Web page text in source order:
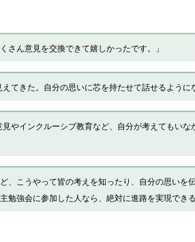
さん意見を交換できて嬉しかったです。」
てきた。自分の思いに芯を持たせて話せるように
やインクルーシブ教育など、自分が考えてもいな
、こうやって皆の考えを知ったり、自分の思いを
勉強会に参加した人なら、絶対に進路を実現できる